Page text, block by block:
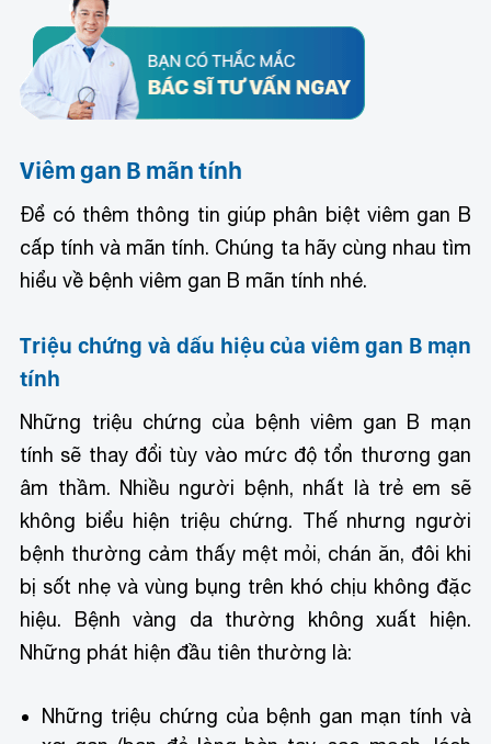
Viêm gan B mãn tính
Để có thêm thông tin giúp phân biệt viêm gan B
cấp tính và mãn tính. Chúng ta hãy cùng nhau tìm
hiểu về bệnh viêm gan B mãn tính nhé.
Triệu chứng và dấu hiệu của viêm gan B mạn
tính
Những triệu chứng của bệnh viêm gan B mạn
tính sẽ thay đổi tùy vào mức độ tổn thương gan
âm thầm. Nhiều người bệnh, nhất là trẻ em sẽ
không biểu hiện triệu chứng. Thế nhưng người
bệnh thường cảm thấy mệt mỏi, chán ăn, đôi khi
bị sốt nhẹ và vùng bụng trên khó chịu không đặc
hiệu. Bệnh vàng da thường không xuất hiện.
Những phát hiện đầu tiên thường là:
Những triệu chứng của bệnh gan mạn tính và